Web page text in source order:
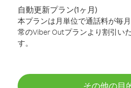
自動更新プラン(1ヶ月)
本プランは月単位で通話料が毎
常のViber Outプランより割引い
す。
その他の目